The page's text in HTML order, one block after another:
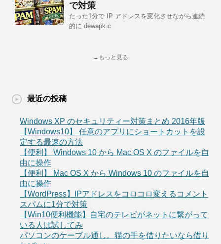
で対策
たった1分で IP アドレスを変化させながら連続
的に dewapk.c
→もっと見る
最近の投稿
Windows XP のセキュリティー対策まとめ 2016年版
【Windows10】 任意のアプリにショートカットを設
定する最速の方法
【便利】 Windows 10 から Mac OS X のファイルを自
由に操作
【便利】 Mac OS X から Windows 10 のファイルを自
由に操作
【WordPress】IPアドレスをコロコロ変えるコメント
スパムに1分で対策
【Win10便利機能】自宅のテレビがネットに繋がって
いる人は試してみ
パソコンのケーブル通し。猫の手を借りたいなら借り